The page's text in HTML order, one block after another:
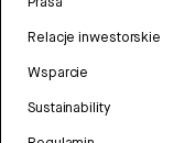
Relacje inwestorskie
Wsparcie
Sustainability